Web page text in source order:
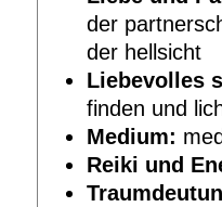
der
der hellsicht
Liebevolles
finden und
Medium:
Reiki und